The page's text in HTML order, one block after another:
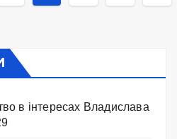
в інтересах Владислава